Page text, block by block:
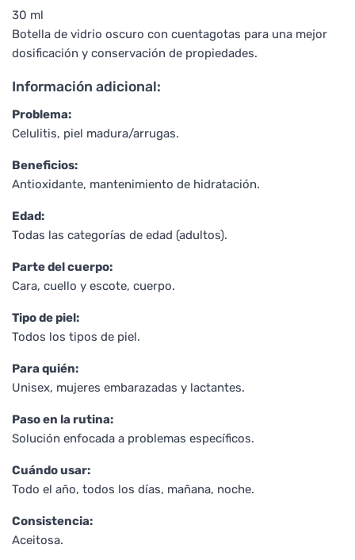
30 ml
Botella de vidrio oscuro con cuentagotas para una mejor
dosificación y conservación de propiedades.
Información adicional:
Problema:
Celulitis, piel madura/arrugas.
Beneficios:
Antioxidante, mantenimiento de hidratación.
Edad:
Todas las categorías de edad (adultos).
Parte del cuerpo:
Cara, cuello y escote, cuerpo.
Tipo de piel:
Todos los tipos de piel.
Para quién:
Unisex, mujeres embarazadas y lactantes.
Paso en la rutina:
Solución enfocada a problemas específicos.
Cuándo usar:
Todo el año, todos los días, mañana, noche.
Consistencia:
Aceitosa.